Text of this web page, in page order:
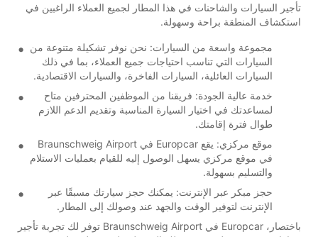
تأجير السيارات والشاحنات في هذا المطار لجميع العملاء الراغبين في
استكشاف المنطقة براحة وسهولة.
مجموعة واسعة من السيارات: نحن نوفر تشكيلة متنوعة من
السيارات التي تناسب احتياجات جميع العملاء، بما في ذلك
السيارات العائلية، السيارات الفاخرة، والسيارات الاقتصادية.
خدمة عالية الجودة: فريقنا من الموظفين المحترفين متاح
لمساعدتك في اختيار السيارة المناسبة وتقديم الدعم اللازم
طوال فترة إقامتك.
موقع مركزي: يقع Europcar في Braunschweig Airport
في موقع مركزي يسهل الوصول إليه للقيام بعمليات الاستلام
والتسليم بسهولة.
حجز مبكر عبر الإنترنت: يمكنك حجز سيارتك مسبقًا عبر
الإنترنت لتوفير الوقت والجهد عند وصولك إلى المطار.
باختصار، Europcar في Braunschweig Airport توفر لك تجربة تأجير